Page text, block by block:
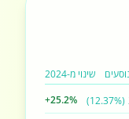
שינוי מ-2024
(12.37%)
+25.2%